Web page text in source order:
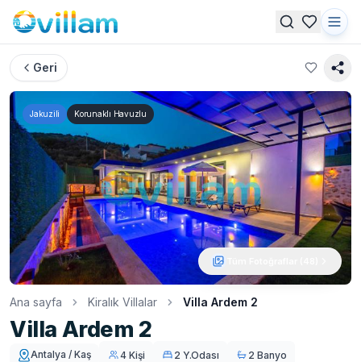
Geri
Jakuzili Korunaklı Havuzlu
Ana sayfa Kiralık Villalar Villa Ardem 2
Villa Ardem 2
Antalya / Kaş 4 Kişi 2 Y.Odası 2 Banyo